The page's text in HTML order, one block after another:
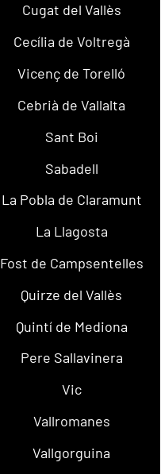
Cugat del Vallès
Cecília de Voltregà
Vicenç de Torelló
Cebrià de Vallalta
Sant Boi
Sabadell
La Pobla de Claramunt
La Llagosta
Fost de Campsentelles
Quirze del Vallès
Quintí de Mediona
Pere Sallavinera
Vic
Vallromanes
Vallgorguina